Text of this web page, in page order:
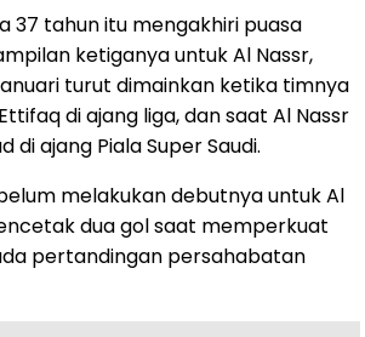
37 tahun itu mengakhiri puasa
ketiganya untuk Al Nassr,
turut dimainkan ketika timnya
di ajang liga, dan saat Al Nassr
di ajang Piala Super Saudi.
melakukan debutnya untuk Al
dua gol saat memperkuat
pertandingan persahabatan